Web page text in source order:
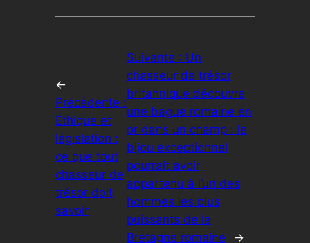
←
Précédente :
Éthique et
législation :
ce que tout
chasseur de
trésor doit
savoir
Suivante : Un
chasseur de trésor
britannique découvre
une bague romaine en
or dans un champ : le
bijou exceptionnel
pourrait avoir
appartenu à l’un des
hommes les plus
puissants de la
Bretagne romaine
→